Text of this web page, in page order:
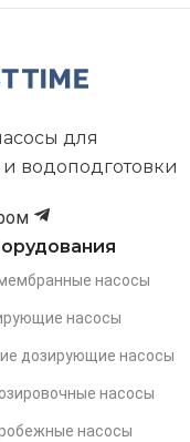
для
водоподготовки
насосы
насосы
дозирующие насосы
насосы
насосы